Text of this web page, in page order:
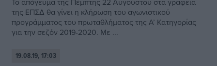
της ΕΠΣΔ θα γίνει η κλήρωση του αγωνιστικού
προγράμματος του πρωταθλήματος της Α’ Κατηγορίας
για την σεζόν 2019-2020. Με ...
19.08.19, 17:03